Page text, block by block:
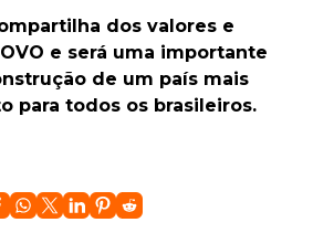
dos valores e
e será uma importante
de um país mais
para todos os brasileiros.